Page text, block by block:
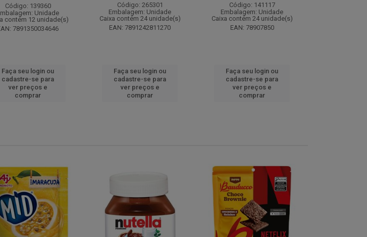
Código: 139360
Unidade
contém 12 unidade(s)
7891350034646
Faça seu login ou
cadastre-se para
ver preços e
comprar
Código: 265301
Embalagem: Unidade
Caixa contém 24 unidade(s)
EAN: 7891242811270
Faça seu login ou
cadastre-se para
ver preços e
comprar
Código: 141117
Embalagem: Unidade
Caixa contém 24 unidade(s)
EAN: 78907850
Faça seu login ou
cadastre-se para
ver preços e
comprar